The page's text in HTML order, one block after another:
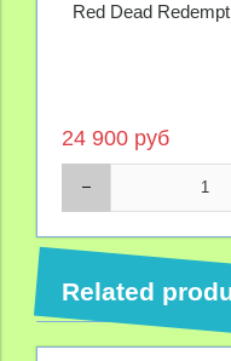
Red Dead
24 900 руб
Related